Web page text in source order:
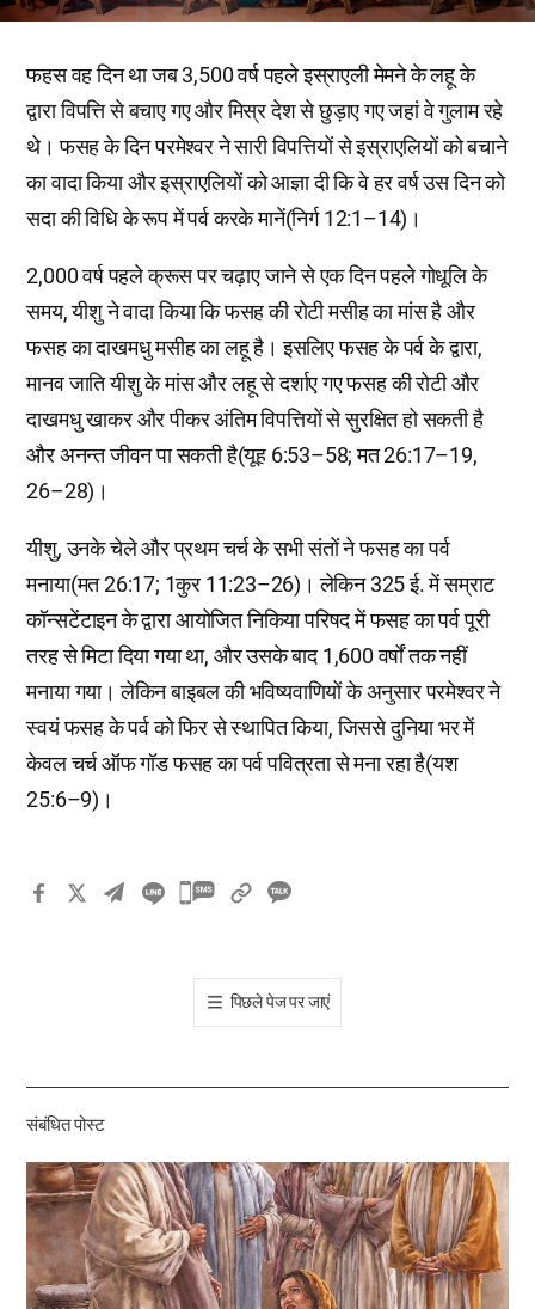
फहस वह दिन था जब 3,500 वर्ष पहले इस्राएली मेमने के लहू के
द्वारा विपत्ति से बचाए गए और मिस्र देश से छुड़ाए गए जहां वे गुलाम रहे
थे। फसह के दिन परमेश्वर ने सारी विपत्तियों से इस्राएलियों को बचाने
का वादा किया और इस्राएलियों को आज्ञा दी कि वे हर वर्ष उस दिन को
सदा की विधि के रूप में पर्व करके मानें(निर्ग 12:1–14)।
2,000 वर्ष पहले क्रूस पर चढ़ाए जाने से एक दिन पहले गोधूलि के
समय, यीशु ने वादा किया कि फसह की रोटी मसीह का मांस है और
फसह का दाखमधु मसीह का लहू है। इसलिए फसह के पर्व के द्वारा,
मानव जाति यीशु के मांस और लहू से दर्शाए गए फसह की रोटी और
दाखमधु खाकर और पीकर अंतिम विपत्तियों से सुरक्षित हो सकती है
और अनन्त जीवन पा सकती है(यूह 6:53–58; मत 26:17–19,
26–28)।
यीशु, उनके चेले और प्रथम चर्च के सभी संतों ने फसह का पर्व
मनाया(मत 26:17; 1कुर 11:23–26)। लेकिन 325 ई. में सम्राट
कॉन्सटेंटाइन के द्वारा आयोजित निकिया परिषद में फसह का पर्व पूरी
तरह से मिटा दिया गया था, और उसके बाद 1,600 वर्षों तक नहीं
मनाया गया। लेकिन बाइबल की भविष्यवाणियों के अनुसार परमेश्वर ने
स्वयं फसह के पर्व को फिर से स्थापित किया, जिससे दुनिया भर में
केवल चर्च ऑफ गॉड फसह का पर्व पवित्रता से मना रहा है(यश
25:6–9)।
카
톡
공
기
पिछले पेज पर जाएं
संबंधित पोस्ट